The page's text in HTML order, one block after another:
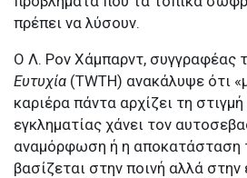
πρέπει να λύσουν.
Ο Λ. Ρον Χάμπαρντ, συγγραφέας
Ευτυχία (TWTH) ανακάλυψε ότι
καριέρα πάντα αρχίζει τη
εγκληματίας χάνει τον
αναμόρφωση ή η αποκατάσταση
βασίζεται στην ποινή αλλά